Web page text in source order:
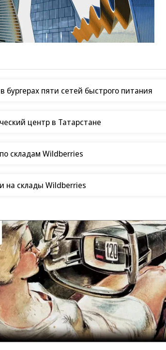
бургерах пяти сетей быстрого питания
центр в Татарстане
складам Wildberries
на склады Wildberries